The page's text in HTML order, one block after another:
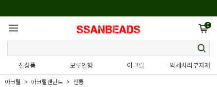
0
신상품 모루인형 아크릴 악세사리부자재
아크릴 아크릴펜던트 전통